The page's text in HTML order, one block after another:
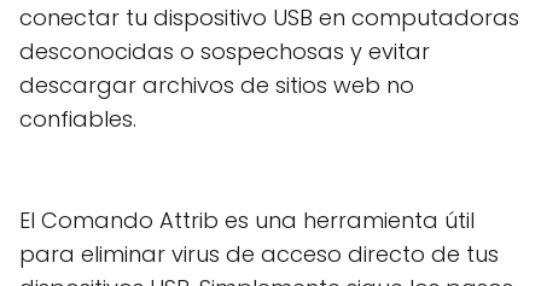
conectar tu dispositivo USB en computadoras
desconocidas o sospechosas y evitar
descargar archivos de sitios web no
confiables.
El Comando Attrib es una herramienta útil
para eliminar virus de acceso directo de tus